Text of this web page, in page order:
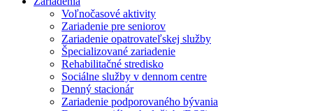
Voľnočasové aktivity
Zariadenie pre seniorov
Zariadenie opatrovateľskej služby
Špecializované zariadenie
Rehabilitačné stredisko
Sociálne služby v dennom centre
Denný stacionár
Zariadenie podporovaného bývania